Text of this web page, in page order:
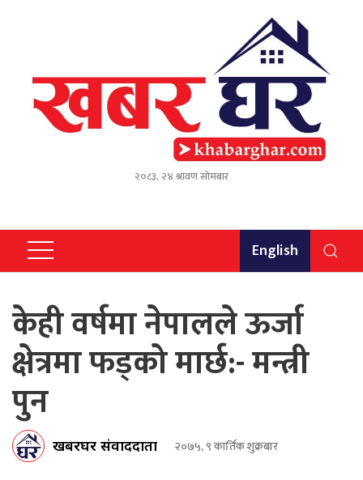
२०८३, २४ श्रावण सोमबार
English
केही वर्षमा नेपालले ऊर्जा
क्षेत्रमा फड्को मार्छ:- मन्त्री
पुन
खबरघर संवाददाता २०७५, ९ कार्तिक शुक्रबार